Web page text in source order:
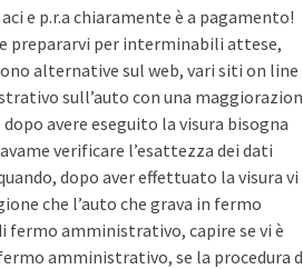
e p.r.a chiaramente è a pagamento!
prepararvi per interminabili attese,
alternative sul web, vari siti on line
sull’auto con una
avere eseguito la visura bisogna
verificare l’esattezza dei dati
dopo aver effettuato la visura vi
che l’auto che grava in fermo
fermo amministrativo, capire se vi è
amministrativo, se la procedura